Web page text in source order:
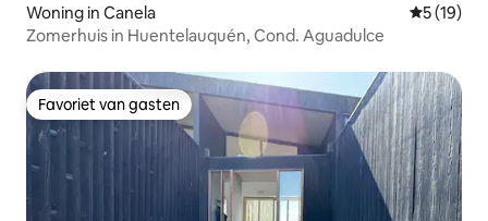
Woning in Canela
5 (19)
Zomerhuis in Huentelauquén, Cond. Aguadulce
Favoriet van gasten
Favoriet van gasten